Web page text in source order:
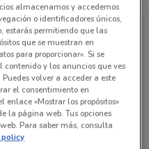
almacenamos y accedemos
o identificadores únicos,
estarás permitiendo que las
que se muestran en
para proporcionar». Si se
y los anuncios que ves
volver a acceder a este
el consentimiento en
«Mostrar los propósitos»
la página web. Tus opciones
Para saber más, consulta
policy